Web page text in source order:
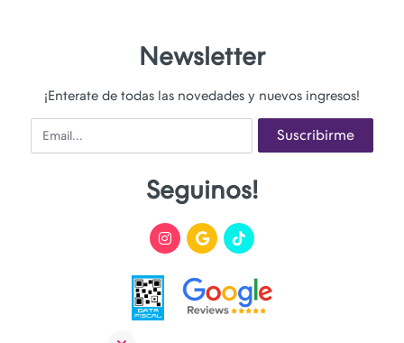
Newsletter
¡Enterate de todas las novedades y nuevos ingresos!
Email Suscribirme
Seguinos!